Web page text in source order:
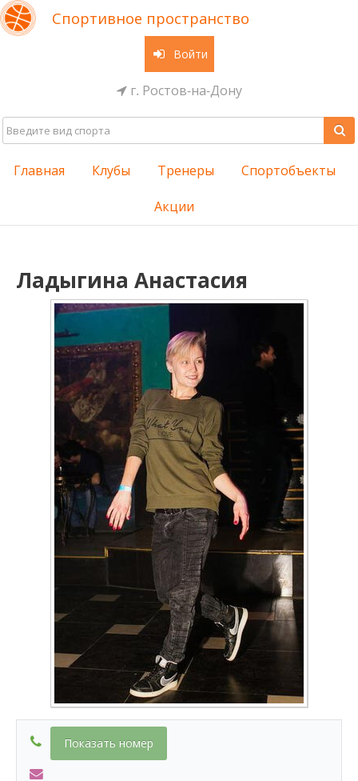
Спортивное пространство
Войти
г. Ростов-на-Дону
Главная Клубы Тренеры Спортобъекты
Акции
Ладыгина Анастасия
Показать номер